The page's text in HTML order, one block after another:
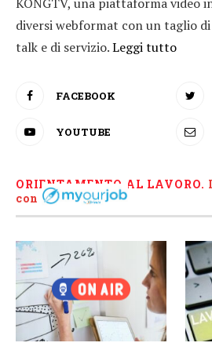
diversi webformat con un taglio
talk e di servizio.Leggi tutto
FACEBOOK
YOUTUBE
ORIENTAMENTO AL LAVORO. I
con